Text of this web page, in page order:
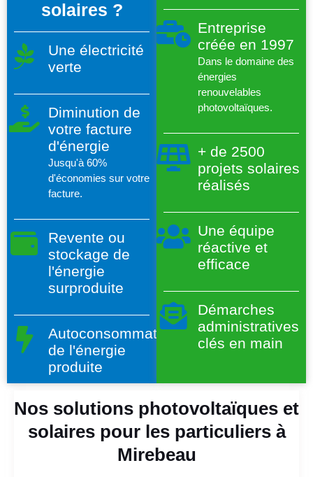
solaires ?
Une électricité
verte
Diminution de
votre facture
d'énergie
Jusqu'à 60%
d'économies sur votre
facture.
Revente ou
stockage de
l'énergie
surproduite
Autoconsommation
de l'énergie
produite
Entreprise
créée en 1997
Dans le domaine des
énergies
renouvelables
photovoltaïques.
+ de 2500
projets solaires
réalisés
Une équipe
réactive et
efficace
Démarches
administratives
clés en main
Nos solutions photovoltaïques et
solaires pour les particuliers à
Mirebeau